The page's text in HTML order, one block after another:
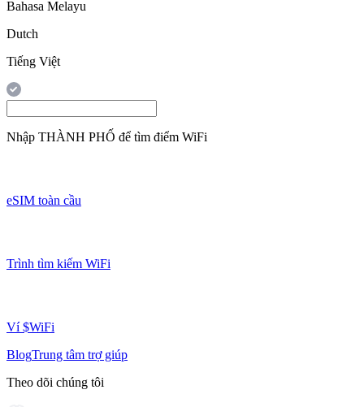
Bahasa Melayu
Dutch
Tiếng Việt
Nhập THÀNH PHỐ để tìm điểm WiFi
eSIM toàn cầu
Trình tìm kiếm WiFi
Ví $WiFi
BlogTrung tâm trợ giúp
Theo dõi chúng tôi